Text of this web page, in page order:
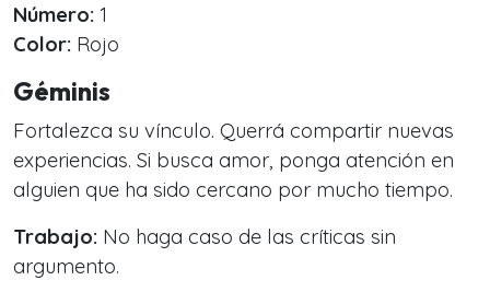
Número: 1
Color: Rojo
Géminis
Fortalezca su vínculo. Querrá compartir nuevas
experiencias. Si busca amor, ponga atención en
alguien que ha sido cercano por mucho tiempo.
Trabajo: No haga caso de las críticas sin
argumento.